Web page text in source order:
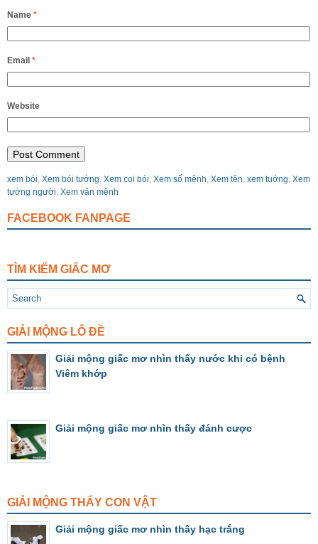
Name *
Email *
Website
xem bói, Xem bói tướng, Xem coi bói, Xem số mệnh, Xem tên, xem tuớng, Xem
tướng người, Xem vận mệnh
FACEBOOK FANPAGE
TÌM KIẾM GIẤC MƠ
GIẢI MỘNG LÔ ĐỀ
Giải mộng giấc mơ nhìn thấy nước khi có bệnh
Viêm khớp
Giải mộng giấc mơ nhìn thấy đánh cược
GIẢI MỘNG THẤY CON VẬT
Giải mộng giấc mơ nhìn thấy hạc trắng